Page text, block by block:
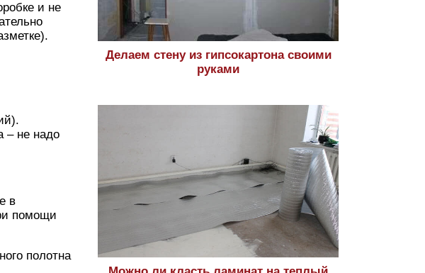
и не
– не надо
в
помощи
полотна
Делаем стену из гипсокартона своими
руками